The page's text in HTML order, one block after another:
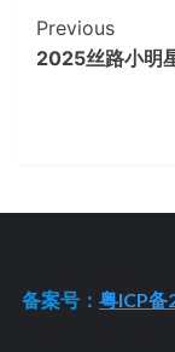
Previous
2025丝路小明
备案号：粤ICP备